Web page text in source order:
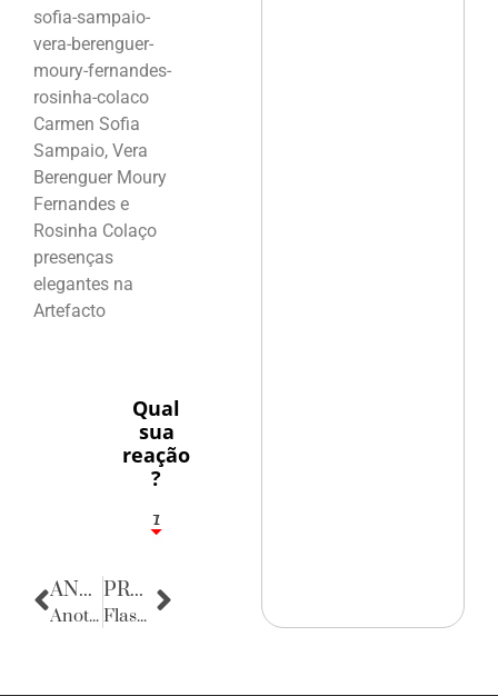
Carmen Sofia
Sampaio, Vera
Berenguer Moury
Fernandes e
Rosinha Colaço
presenças
elegantes na
Artefacto
Qual
sua
reação
?
1
7
ANTERIOR
Anotações do Cotidiano
PRÓXIMA
Flashes